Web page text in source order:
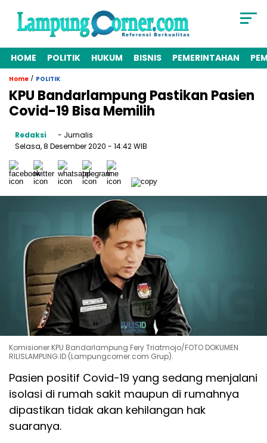
HOME POLITIK HUKUM BISNIS PEMERINTAHAN
Home / POLITIK
KPU Bandarlampung Pastikan Pasien
Covid-19 Bisa Memilih
Redaksi
- Jurnalis
Selasa, 8 Desember 2020 - 14:42 WIB
Komisioner KPU Bandarlampung Fery Triatmojo/FOTO DOKUMEN
RILISLAMPUNG.ID (Lampungcorner.com Grup).
Pasien positif Covid-19 yang sedang menjalani
isolasi di rumah sakit maupun di rumahnya
dipastikan tidak akan kehilangan hak
suaranya.